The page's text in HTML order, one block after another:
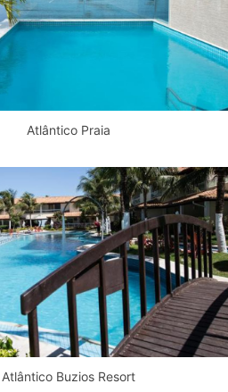
Atlântico Praia
Atlântico Buzios Resort